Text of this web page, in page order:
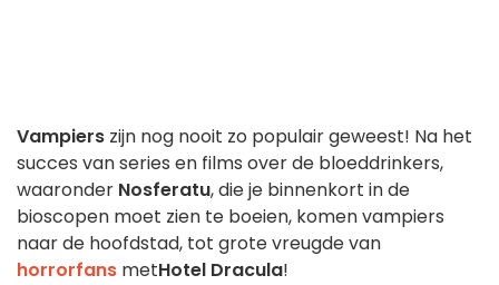
Vampiers zijn nog nooit zo populair geweest! Na het
succes van series en films over de bloeddrinkers,
waaronder Nosferatu, die je binnenkort in de
bioscopen moet zien te boeien, komen vampiers
naar de hoofdstad, tot grote vreugde van
horrorfans metHotel Dracula!